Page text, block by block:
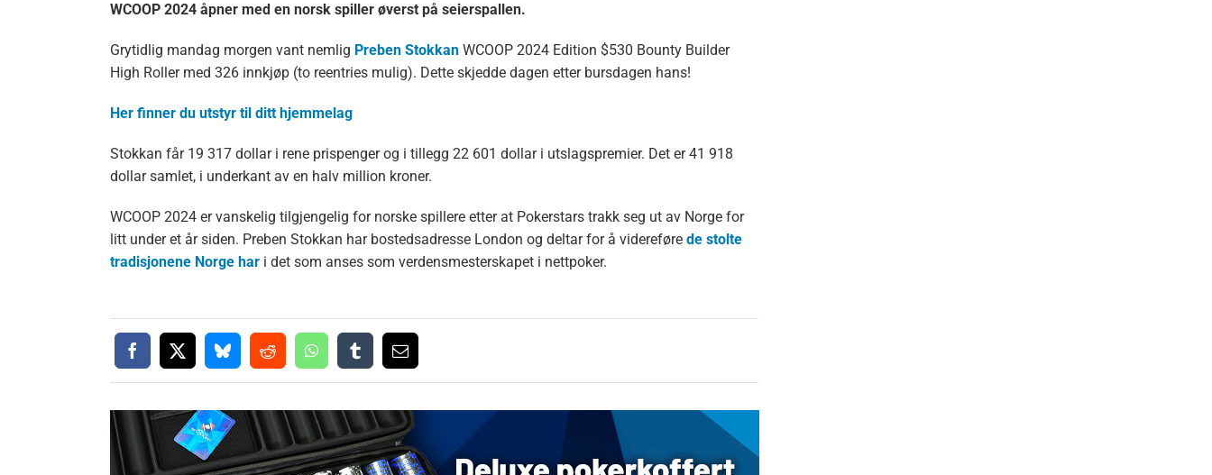
WCOOP 2024 åpner med en norsk spiller øverst på seierspallen.
Grytidlig mandag morgen vant nemlig Preben StokkanWCOOP 2024 Edition $530 Bounty Builder
High Roller med 326 innkjøp (to reentries mulig). Dette skjedde dagen etter bursdagen hans!
Her finner du utstyr til ditt hjemmelag
Stokkan får 19 317 dollar i rene prispenger og i tillegg 22 601 dollar i utslagspremier. Det er 41 918
dollar samlet, i underkant av en halv million kroner.
WCOOP 2024 er vanskelig tilgjengelig for norske spillere etter at Pokerstars trakk seg ut av Norge for
litt under et år siden. Preben Stokkan har bostedsadresse London og deltar for å videreføre de stolte
tradisjonene Norge hari det som anses som verdensmesterskapet i nettpoker.